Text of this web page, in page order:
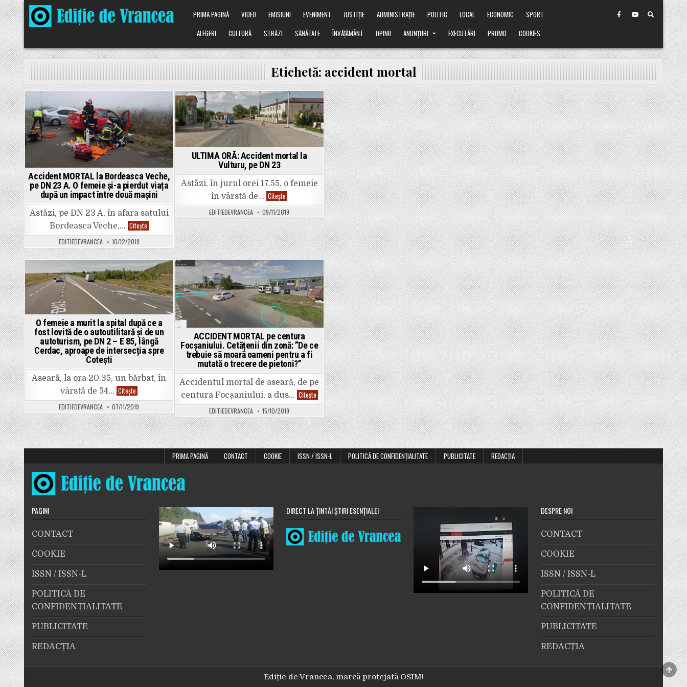
Skip
to
content
PRIMA PAGINĂ VIDEO EMISIUNI EVENIMENT JUSTIȚIE ADMINISTRAȚIE POLITIC LOCAL ECONOMIC
SPORT
ALEGERI
CULTURĂ STRĂZI SĂNĂTATE ÎNVĂȚĂMÂNT OPINII ANUNȚURI EXECUTĂRI PROMO COOKIES
Etichetă: accident mortal
Posted
in
Accident MORTAL la Bordeasca Veche,
pe DN 23 A. O femeie și-a pierdut viața
după un impact între două mașini
Astăzi, pe DN 23 A, în afara satului
Bordeasca Veche,… CiteșteAccident
MORTAL
la
Veche,
pe
DN
23
A.
O
femeie
și-
a
pierdut
viața
după
un
impact
între
două
mașini
EDITIEDEVRANCEA 10/12/2019
Posted
in
ULTIMA ORĂ: Accident mortal la
Vulturu, pe DN 23
Astăzi, în jurul orei 17.55, o femeie
în vârstă de… Citește
ORĂ:
Accident
mortal
la
Vulturu,
pe
DN
23
EDITIEDEVRANCEA 09/11/2019
Posted
in
O femeie a murit la spital după ce a
fost lovită de o autoutilitară și de un
autoturism, pe DN 2 – E 85, lângă
Cerdac, aproape de intersecția spre
Cotești
Aseară, la ora 20.35, un bărbat, în
vârstă de 54… Citește
femeie
a
murit
la
spital
după
ce
a
fost
de
autoutilitară
și
de
2
85,
aproape
spre
EDITIEDEVRANCEA 07/11/2019
Posted
in
ACCIDENT MORTAL pe centura
Focșaniului. Cetățenii din zonă: ”De ce
trebuie să moară oameni pentru a fi
mutată o trecere de pietoni?”
Accidentul mortal de aseară, de pe
centura Focșaniului, a dus… CiteșteACCIDENT
MORTAL
pe
centura
Focșaniului.
Cetățenii
din
zonă:
”De
ce
trebuie
să
mutată
o
trecere
pietoni?”
EDITIEDEVRANCEA 15/10/2019
PRIMA PAGINĂ CONTACT COOKIE ISSN / ISSN-L POLITICĂ DE CONFIDENȚIALITATE PUBLICITATE REDACȚIA
PAGINI
CONTACT
COOKIE
ISSN / ISSN-L
POLITICĂ DE
CONFIDENȚIALITATE
PUBLICITATE
REDACȚIA
DIRECT LA ȚINTĂ! ȘTIRI ESENȚIALE! DESPRE NOI
CONTACT
COOKIE
ISSN / ISSN-L
POLITICĂ DE
CONFIDENȚIALITATE
PUBLICITATE
REDACȚIA
Ediție de Vrancea, marcă protejată OSIM! TO
TOP